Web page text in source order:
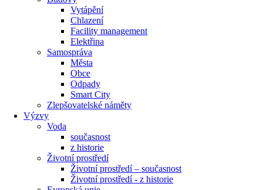
Vytápění
Chlazení
Facility management
Elektřina
Samospráva
Města
Obce
Odpady
Smart City
Zlepšovatelské náměty
Výzvy
Voda
současnost
z historie
Životní prostředí
Životní prostředí – současnost
Životní prostředí ​- z historie